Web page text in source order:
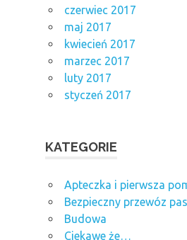
czerwiec 2017
maj 2017
kwiecień 2017
marzec 2017
luty 2017
styczeń 2017
KATEGORIE
Apteczka i pierwsza
Bezpieczny przewóz
Budowa
Ciekawe że…